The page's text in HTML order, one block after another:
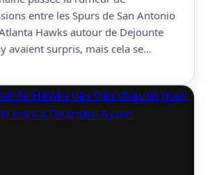
entre les Spurs de San Antonio
Hawks autour de Dejounte
avaient surpris, mais cela se
continueraient de discuter
autour du meneur de jeu, dont il
déjà avant la deadline qu’il